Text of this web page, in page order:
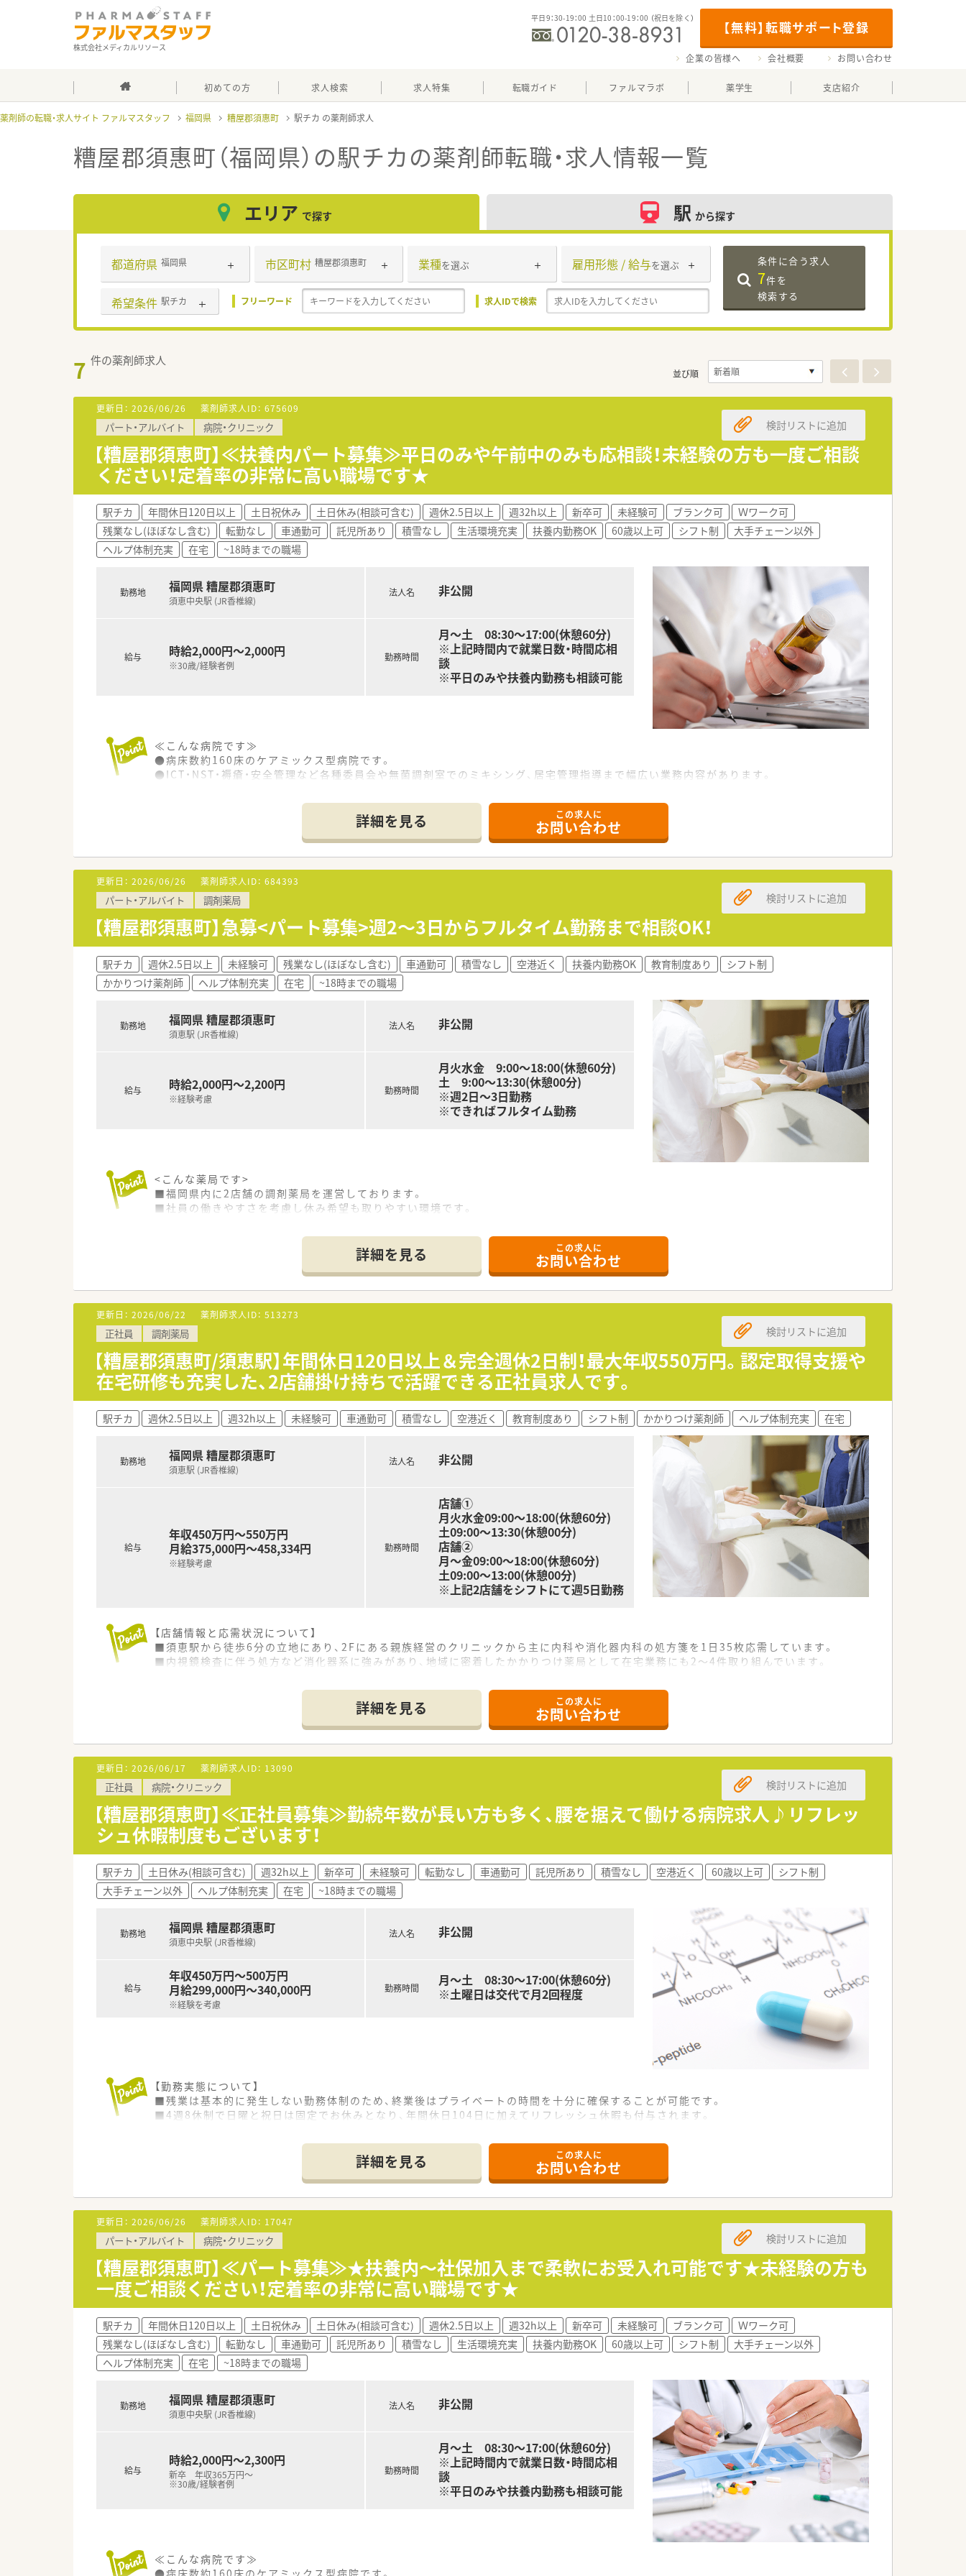
株式会社メディカルリソース
【無料】転職サポート登録
平日9：30-19：00 土日10：00-19：00 （祝日を除く）
企業の皆様へ 会社概要 お問い合わせ
初めての方 求人検索 求人特集 転職ガイド ファルマラボ 薬学生 支店紹介
薬剤師の転職・求人サイト ファルマスタッフ 福岡県 糟屋郡須惠町 駅チカ
糟屋郡須惠町（福岡県）の駅チカの薬剤師転職・求人情報一覧
エリア で探す 駅 から探す
都道府県 福岡県 市区町村 糟屋郡須惠町 業種を選ぶ 雇用形態 / 給与を選ぶ
希望条件 駅チカ フリーワード 求人IDで検索
条件に合う求人
7件を
検索する
7 件の薬剤師求人
並び順
更新日： 2026/06/26 薬剤師求人ID： 675609
パート・アルバイト 病院・クリニック
【糟屋郡須恵町】≪扶養内パート募集≫平日のみや午前中のみも応相談！未経験の方も一度ご相談
ください！定着率の非常に高い職場です★
検討リストに追加
駅チカ 年間休日120日以上 土日祝休み 土日休み(相談可含む) 週休2.5日以上 週32h以上 新卒可 未経験可 ブランク可
Ｗワーク可
残業なし(ほぼなし含む)
転勤なし 車通勤可 託児所あり 積雪なし 生活環境充実 扶養内勤務OK 60歳以上可 シフト制
大手チェーン以外
ヘルプ体制充実
在宅 ~18時までの職場
勤務地 福岡県 糟屋郡須惠町
須恵中央駅 (JR香椎線)
給与 時給2,000円～2,000円
※30歳/経験者例
法人名 非公開
勤務時間
月～土 08:30～17:00(休憩60分)
※上記時間内で就業日数・時間応相
談
※平日のみや扶養内勤務も相談可能
≪こんな病院です≫
●病床数約160床のケアミックス型病院です。
●ICT・NST・褥瘡・安全管理など各種委員会や無菌調剤室でのミキシング、居宅管理指導まで幅広い業務内容があります。
●お子様が満4歳になった後も、保育料を半額補助するなど福利厚生は充実した病院です。
●働きながら育児も頑張るママさん薬剤師にも大変オススメな求人です♪
■勤続年数の長い方が多く、ベテラン薬剤師さんがいますので経験が少ない方も安心です。
■薬剤師は40～60代と幅広く、現在は皆様女性です。
■産育休の取得実績も多く、お子様のいらっしゃる薬剤師が3名いらっしゃいます。
詳細を見る この求人に
お問い合わせ
更新日： 2026/06/26 薬剤師求人ID： 684393
パート・アルバイト 調剤薬局
【糟屋郡須惠町】急募<パート募集>週2～3日からフルタイム勤務まで相談OK！
検討リストに追加
駅チカ 週休2.5日以上 未経験可 残業なし(ほぼなし含む) 車通勤可 積雪なし 空港近く 扶養内勤務OK 教育制度あり
シフト制
かかりつけ薬剤師
ヘルプ体制充実 在宅 ~18時までの職場
勤務地 福岡県 糟屋郡須惠町
須恵駅 (JR香椎線)
給与 時給2,000円～2,200円
※経験考慮
法人名 非公開
勤務時間
月火水金 9:00〜18:00(休憩60分)
土 9:00〜13:30(休憩00分)
※週2日～3日勤務
※できればフルタイム勤務
<こんな薬局です>
■福岡県内に2店舗の調剤薬局を運営しております。
■社員の働きやすさを考慮し休み希望も取りやすい環境です。
■産休取得実績もあり女性も多数ご活躍されております。
■内科全般を応需しており、在宅も2～4件対応されております。
■木曜日は門前のクリニックが休診のためお休みです。
■事務の方はピッキングも手伝っていただけます。
詳細を見る この求人に
お問い合わせ
更新日： 2026/06/22 薬剤師求人ID： 513273
正社員 調剤薬局
【糟屋郡須惠町/須恵駅】年間休日120日以上＆完全週休2日制！最大年収550万円。認定取得支援や
在宅研修も充実した、2店舗掛け持ちで活躍できる正社員求人です。
検討リストに追加
駅チカ 週休2.5日以上 週32h以上 未経験可 車通勤可 積雪なし 空港近く 教育制度あり シフト制 かかりつけ薬剤師 ヘルプ体制充実 在宅
勤務地 福岡県 糟屋郡須惠町
須恵駅 (JR香椎線)
給与
年収450万円～550万円
月給375,000円～458,334円
※経験考慮
法人名 非公開
勤務時間
店舗①
月火水金09:00～18:00(休憩60分)
土09:00～13:30(休憩00分)
店舗②
月～金09:00～18:00(休憩60分)
土09:00～13:00(休憩00分)
※上記2店舗をシフトにて週5日勤務
【店舗情報と応需状況について】
■須恵駅から徒歩6分の立地にあり、2Fにある親族経営のクリニックから主に内科や消化器内科の処方箋を1日35枚応需しています。
■内視鏡検査に伴う処方など消化器系に強みがあり、地域に密着したかかりつけ薬局として在宅業務にも2～4件取り組んでいます。
■今後の店舗展開と在宅体制の強化を見据えた増員募集で、糟屋郡の店舗と福岡市南区の本店を掛け持ちいただける方を求めています。
■経験者はもちろん優遇しますが、未経験の方でもこれから一緒に法人の未来を担っていただける前向きな意欲のある方を大歓迎しま
す。
■現場の管理薬剤師や代表の息子様と連携し、周囲と協力しながら柔軟に動いていただける協調性のある薬剤師の方を募集しています。
【法人特徴について】
■福岡県内に2店舗を運営しており、代表の息子様が薬剤師として現場を統括しているため現場の意見が通りやすい風通しの良さです。
■薬剤師会の委員を務めるなど地域医療への貢献に積極的で、会費の会社負担や自由な研修参加など、自己研鑽を促す文化があります。
■産休の取得実績があり、女性が多数活躍しているほか、社員の働きやすさを第一に考えた休暇制度の構築に力を入れている法人です。
【求人情報について】
■年収は未経験者の450万円から、経験者のMAX550万円までご提示が可能で、これまでのご実績を正当に評価させていただきます。
■認定薬剤師の取得を支援しており、月額5,000円の手当支給に加えて更新費用も会社が負担するなど、手厚い教育補助が魅力です。
■昇給制度も実績に応じて用意されており、日々の頑張りが着実に収入アップへつながるため、高いモチベーションを維持できます。
詳細を見る この求人に
お問い合わせ
更新日： 2026/06/17 薬剤師求人ID： 13090
正社員 病院・クリニック
【糟屋郡須恵町】≪正社員募集≫勤続年数が長い方も多く、腰を据えて働ける病院求人♪リフレッ
シュ休暇制度もございます！
検討リストに追加
駅チカ 土日休み(相談可含む) 週32h以上 新卒可 未経験可 転勤なし 車通勤可 託児所あり 積雪なし 空港近く 60歳以上可
シフト制
大手チェーン以外
ヘルプ体制充実 在宅 ~18時までの職場
勤務地 福岡県 糟屋郡須惠町
須恵中央駅 (JR香椎線)
給与
年収450万円～500万円
月給299,000円～340,000円
※経験を考慮
法人名 非公開
勤務時間
月～土 08:30～17:00(休憩60分)
※土曜日は交代で月2回程度
【勤務実態について】
■残業は基本的に発生しない勤務体制のため、終業後はプライベートの時間を十分に確保することが可能です。
■4週8休制で日曜と祝日は固定でお休みとなり、年間休日104日に加えてリフレッシュ休暇も付与されます。
■薬剤師は監査や病棟業務といった専門性の高い業務に専念できます。
■ICTやNSTといった各種委員会活動にもご参加いただき、チーム医療の一員として専門性を発揮していただきます。
■入院患者さんの調剤だけでなく、病院裏手の有料老人ホームにて施設在宅業務も経験可能です。
【職場環境と雰囲気】
■勤続10年以上のベテラン職員が多数在籍しており、定着率が非常に高いことが働きやすさの証です。
■部署の垣根を越えてコミュニケーションが活発で、職員旅行には多くの方が参加し親睦を深めています。
■現在は40代から60代の女性薬剤師が中心となって活躍しており、落ち着いた和やかな雰囲気の職場です。
【こんな方にオススメ】
■残業がなく休日もしっかり取得できるため、ワークライフバランスを重視して働きたい方におすすめです。
■手厚い子育て支援制度が整っているため、育児と薬剤師としてのキャリアの両立を目指す方に最適です。
■安定した経営基盤を持つ法人で、安心して長く薬剤師としてのキャリアを継続していきたい方に最適です。
詳細を見る この求人に
お問い合わせ
更新日： 2026/06/26 薬剤師求人ID： 17047
パート・アルバイト 病院・クリニック
【糟屋郡須恵町】≪パート募集≫★扶養内～社保加入まで柔軟にお受入れ可能です★未経験の方も
一度ご相談ください！定着率の非常に高い職場です★
検討リストに追加
駅チカ 年間休日120日以上 土日祝休み 土日休み(相談可含む) 週休2.5日以上 週32h以上 新卒可 未経験可 ブランク可
Ｗワーク可
残業なし(ほぼなし含む)
転勤なし 車通勤可 託児所あり 積雪なし 生活環境充実 扶養内勤務OK 60歳以上可 シフト制
大手チェーン以外
ヘルプ体制充実
在宅 ~18時までの職場
勤務地 福岡県 糟屋郡須惠町
須恵中央駅 (JR香椎線)
給与
時給2,000円～2,300円
新卒 年収365万円～
※30歳/経験者例
法人名 非公開
勤務時間
月～土 08:30～17:00(休憩60分)
※上記時間内で就業日数・時間応相
談
※平日のみや扶養内勤務も相談可能
≪こんな病院です≫
●病床数約160床のケアミックス型病院です。